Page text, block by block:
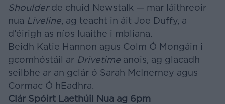
Shoulderde chuid Newstalk — mar láithreoir
nua Liveline, ag teacht in áit Joe Duffy, a
d’éirigh as níos luaithe i mbliana.
Beidh Katie Hannon agus Colm Ó Mongáin i
gcomhóstáil ar Drivetime anois, ag glacadh
seilbhe ar an gclár ó Sarah McInerney agus
Cormac Ó hEadhra.
Clár Spóirt Laethúil Nua ag 6pm